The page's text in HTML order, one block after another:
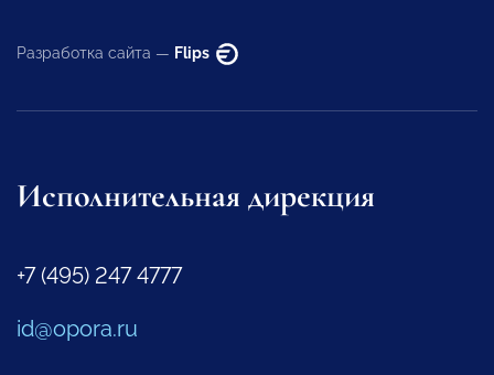
Разработка сайта — Flips
Исполнительная дирекция
+7 (495) 247 4777
id@opora.ru